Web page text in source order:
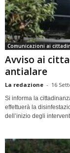
Comunicazioni ai
Avviso ai
antialare
La redazione - 16
Si informa la
effettuerà la
dell’inizio degli